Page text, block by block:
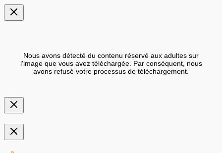
Nous avons détecté du contenu réservé aux adultes sur
l'image que vous avez téléchargée. Par conséquent, nous
avons refusé votre processus de téléchargement.